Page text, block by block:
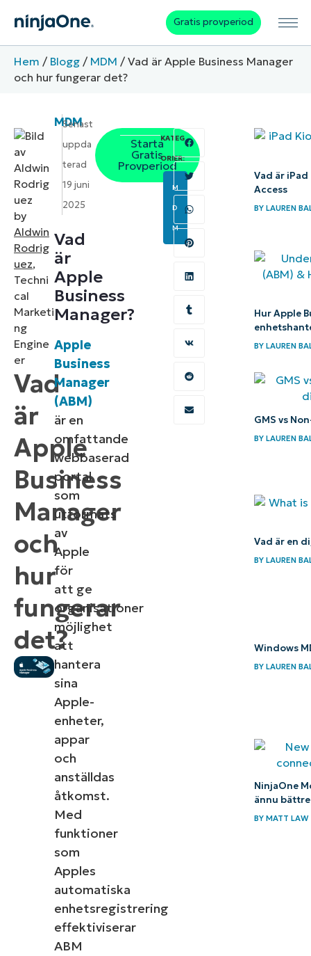
Gratis provperiod
Hem / Blogg / MDM / Vad är Apple Business Manager
och hur fungerar det?
Vad
är
Apple
Business
Manager
och
hur
fungerar
det?
by
Aldwin
Rodrig
uez,
Techni
cal
Marketi
ng
Engine
er
MDM
Senast
uppda
terad
19 juni
2025
Vad
är
Apple
Business
Manager?
Apple
Business
Manager
(ABM)
är en
omfattande
webbaserad
portal
som
utformats
av
Apple
för
att ge
organisationer
möjlighet
att
hantera
sina
Apple-
enheter,
appar
och
anställdas
åtkomst.
Med
funktioner
som
Apples
automatiska
enhetsregistrering
effektiviserar
ABM
Starta
Gratis
Provperiod
KATEG
ORIER:
M
D
M
Vad är
Access
BYLAUREN
Hur Apple
BYLAUREN
GMS vs
BYLAUREN
Vad är en
BYLAUREN
Windows
BYLAUREN
NinjaOne
ännu bättre
BYMATT LAW